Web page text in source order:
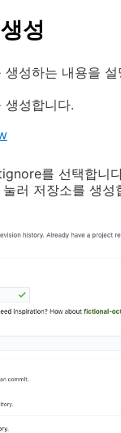
성
성하는 내용을 설
생성합니다.
를 선택합니
러 저장소를 생성